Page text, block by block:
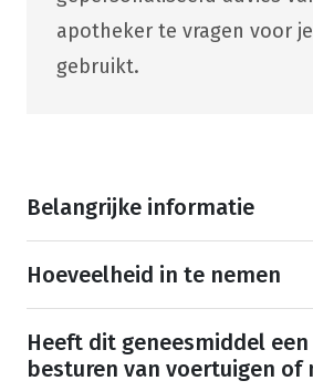
apotheker te vragen voor
gebruikt.
Belangrijke informatie
Hoeveelheid in te nemen
Heeft dit geneesmiddel
besturen van voertuigen of